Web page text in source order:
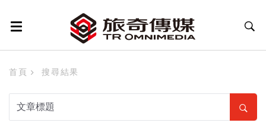
首頁 搜尋結果